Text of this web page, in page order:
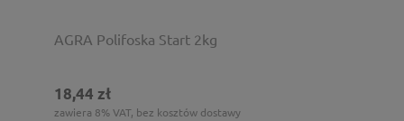
AGRA Polifoska Start 2kg
18,44 zł
zawiera 8% VAT, bez kosztów dostawy